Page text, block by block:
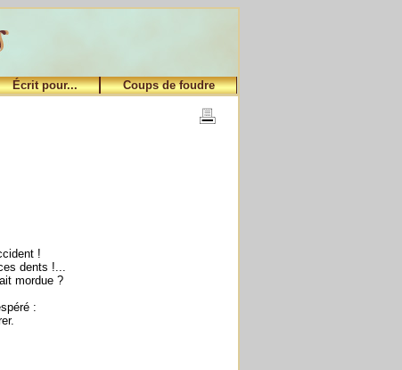
Écrit pour...
Coups de foudre
!
dents !...
mordue ?
: